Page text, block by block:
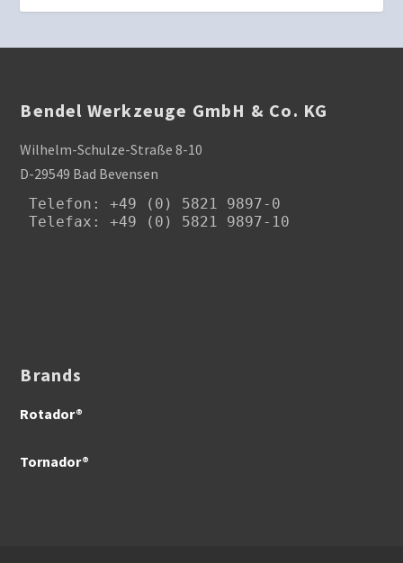
Bendel Werkzeuge GmbH & Co. KG
Wilhelm-Schulze-Straße 8-10
D-29549 Bad Bevensen
Telefon : +49 (0) 5821 9897-0
Telefax: +49 (0) 5821 9897-10
Brands
Rotador®
Tornador®